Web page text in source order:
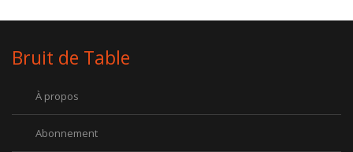
Bruit de Table
À propos
Abonnement